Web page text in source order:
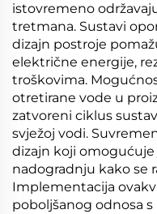
istovremeno
tretmana. Sustavi
dizajn postroje
električne energije,
troškovima.
otretirane vode u
zatvoreni ciklus
svježoj vodi.
dizajn koji
nadogradnju kako se
Implementacija
poboljšanog odnosa